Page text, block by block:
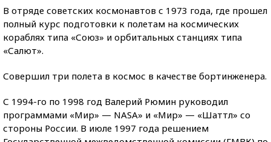
В отряде советских космонавтов с 1973 года, где прошел
полный курс подготовки к полетам на космических
кораблях типа «Союз» и орбитальных станциях типа
«Салют».
Совершил три полета в космос в качестве бортинженера.
С 1994-го по 1998 год Валерий Рюмин руководил
программами «Мир» — NASA» и «Мир» — «Шаттл» со
стороны России. В июле 1997 года решением